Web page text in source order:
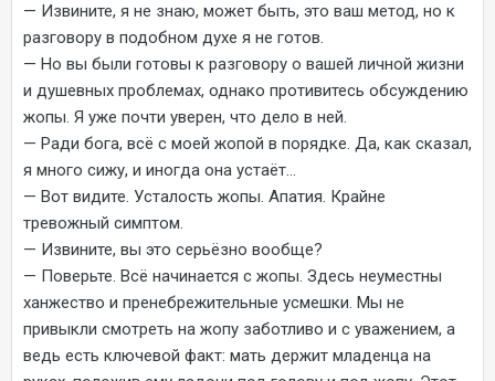
— Извините, я не знаю, может быть, это ваш метод, но к
разговору в подобном духе я не готов.
— Но вы были готовы к разговору о вашей личной жизни
и душевных проблемах, однако противитесь обсуждению
жопы. Я уже почти уверен, что дело в ней.
— Ради бога, всё с моей жопой в порядке. Да, как сказал,
я много сижу, и иногда она устаёт…
— Вот видите. Усталость жопы. Апатия. Крайне
тревожный симптом.
— Извините, вы это серьёзно вообще?
— Поверьте. Всё начинается с жопы. Здесь неуместны
ханжество и пренебрежительные усмешки. Мы не
привыкли смотреть на жопу заботливо и с уважением, а
ведь есть ключевой факт: мать держит младенца на